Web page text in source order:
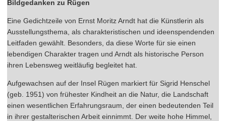
Bildgedanken zu Rügen
Eine Gedichtzeile von Ernst Moritz Arndt hat die Künstlerin als
Ausstellungsthema, als charakteristischen und ideenspendenden
Leitfaden gewählt. Besonders, da diese Worte für sie einen
lebendigen Charakter tragen und Arndt als historische Person
ihren Lebensweg weitläufig begleitet hat.
Aufgewachsen auf der Insel Rügen markiert für Sigrid Henschel
(geb. 1951) von frühester Kindheit an die Natur, die Landschaft
einen wesentlichen Erfahrungsraum, der einen bedeutenden Teil
in ihrer gestalterischen Arbeit einnimmt. Der weite hohe Himmel,